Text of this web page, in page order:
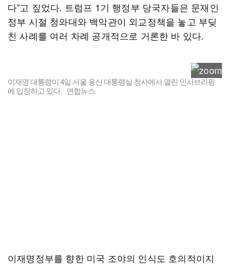
다”고 짚었다. 트럼프 1기 행정부 당국자들은 문재인
정부 시절 청와대와 백악관이 외교정책을 놓고 부딪
친 사례를 여러 차례 공개적으로 거론한 바 있다.
이재명 대통령이 4일 서울 용산 대통령실 청사에서 열린 인사브리핑
에 입장하고 있다. 연합뉴스
이재명정부를 향한 미국 조야의 인식도 호의적이지